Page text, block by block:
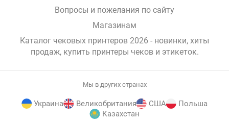
Вопросы и пожелания по сайту
Магазинам
Каталог чековых принтеров 2026 - новинки, хиты
продаж, купить принтеры чеков и этикеток.
Мы в других странах
Украина Великобритания США
Польша
Казахстан